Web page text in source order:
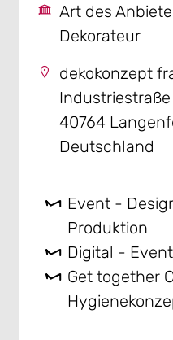
Art des
Dekorateur
dekokonzept
40764
Deutschland
Event -
Produktion
Digital -
Get together